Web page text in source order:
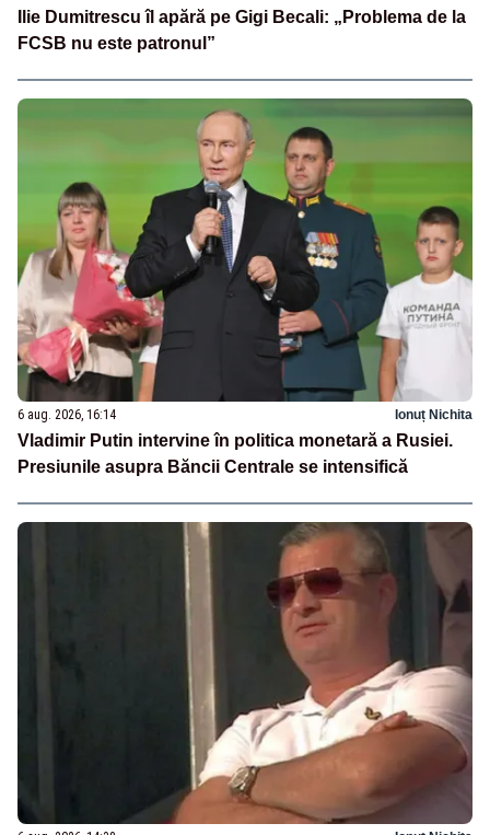
Ilie Dumitrescu îl apără pe Gigi Becali: „Problema de la
FCSB nu este patronul”
6 aug. 2026, 16:14 Ionuț Nichita
Vladimir Putin intervine în politica monetară a Rusiei.
Presiunile asupra Băncii Centrale se intensifică